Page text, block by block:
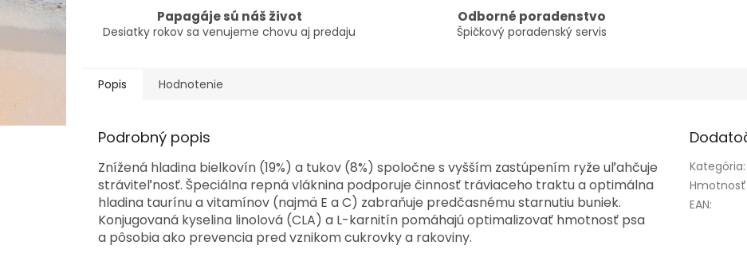
Papagáje sú náš život
Desiatky rokov sa venujeme chovu aj predaju
Odborné poradenstvo
Špičkový poradenský servis
Popis Hodnotenie
Podrobný popis
Znížená hladina bielkovín (19%) a tukov (8%) spoločne s vyšším zastúpením ryže uľahčuje
stráviteľnosť. Špeciálna repná vláknina podporuje činnosť tráviaceho traktu a optimálna
hladina taurínu a vitamínov (najmä E a C) zabraňuje predčasnému starnutiu buniek.
Konjugovaná kyselina linolová (CLA) a L-karnitín pomáhajú optimalizovať hmotnosť psa
a pôsobia ako prevencia pred vznikom cukrovky a rakoviny.
Kategória:
Hmotnosť
EAN: